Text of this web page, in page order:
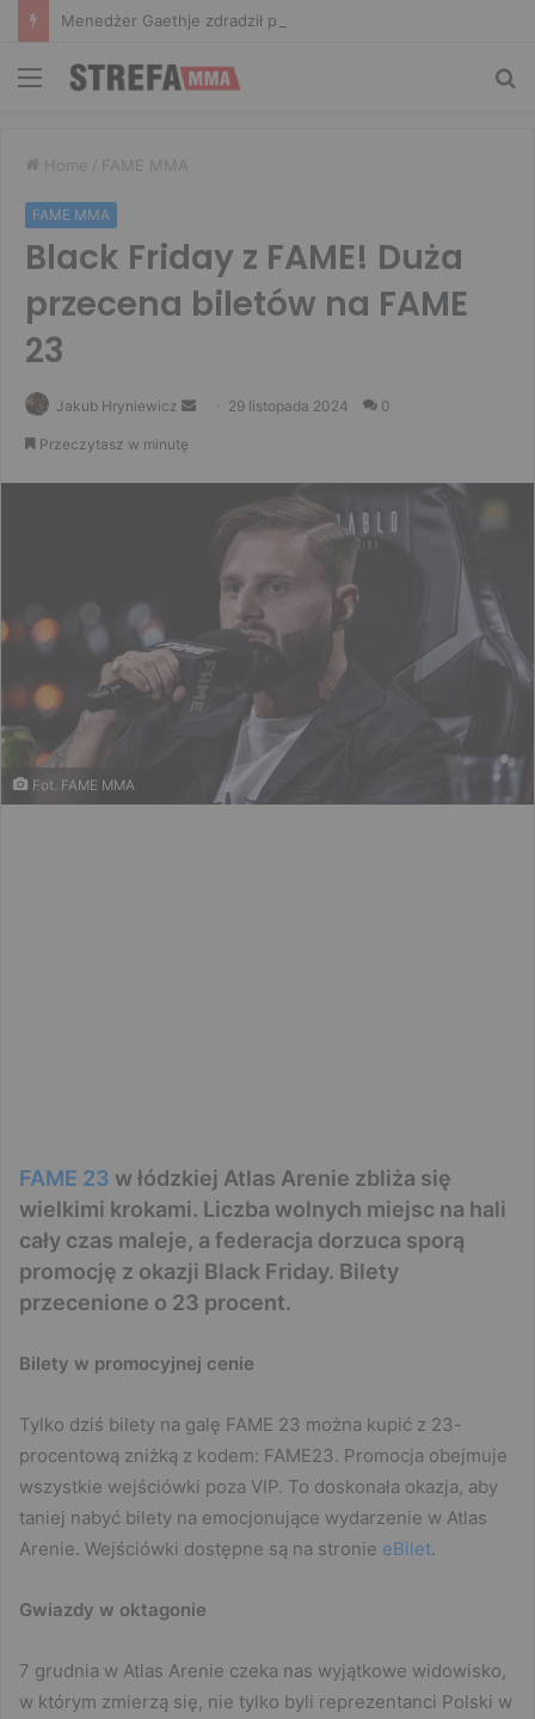
Menu
Home / FAME MMA
FAME MMA
Black Friday z FAME! Duża
przecena biletów na FAME
23
Jakub Hryniewicz
Send 29 listopada 2024 0
Przeczytasz w minutę
Fot. FAME MMA
FAME 23 w łódzkiej Atlas Arenie zbliża się
wielkimi krokami. Liczba wolnych miejsc na hali
cały czas maleje, a federacja dorzuca sporą
promocję z okazji Black Friday. Bilety
przecenione o 23 procent.
Bilety w promocyjnej cenie
Tylko dziś bilety na galę FAME 23 można kupić z 23-
procentową zniżką z kodem: FAME23. Promocja obejmuje
wszystkie wejściówki poza VIP. To doskonała okazja, aby
taniej nabyć bilety na emocjonujące wydarzenie w Atlas
Arenie. Wejściówki dostępne są na stronie eBilet.
Gwiazdy w oktagonie
7 grudnia w Atlas Arenie czeka nas wyjątkowe widowisko,
w którym zmierzą się, nie tylko byli reprezentanci Polski w